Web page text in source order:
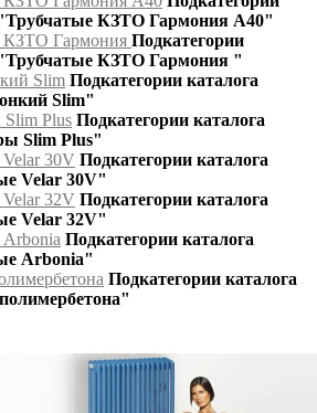
КЗТО Гармония А40"
КЗТО Гармония Подкатегории
КЗТО Гармония "
Slim Подкатегории каталога
Slim"
Slim Plus Подкатегории каталога
Slim Plus"
30V Подкатегории каталога
Velar 30V"
32V Подкатегории каталога
Velar 32V"
Arbonia Подкатегории каталога
Arbonia"
Подкатегории каталога